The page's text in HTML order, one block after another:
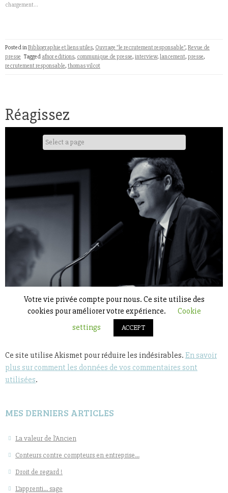
chargement…
Posted inBibliographie et liens utiles, Ouvrage "le recrutement responsable", Revue de
presse Tagged afnor editions, communique de presse, interview, lancement, presse,
recrutement responsable, thomas vilcot
Réagissez
Ce site utilise Akismet pour réduire les indésirables. En savoir
plus sur comment les données de vos commentaires sont
utilisées.
MES DERNIERS ARTICLES
La valeur de l’Ancien
Conteurs contre compteurs en entreprise…
Droit de regard !
L’apprenti… sage